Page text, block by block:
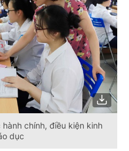
chính, điều kiện kinh
dục